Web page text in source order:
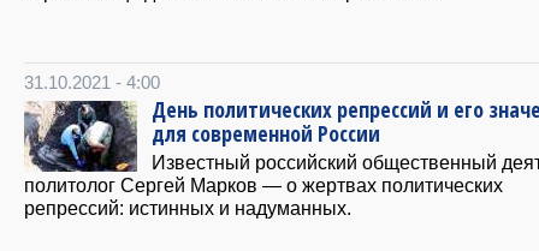
31.10.2021 - 4:00
День политических репрессий и его
для современной России
Известный российский общественный
политолог Сергей Марков — о жертвах политических
репрессий: истинных и надуманных.